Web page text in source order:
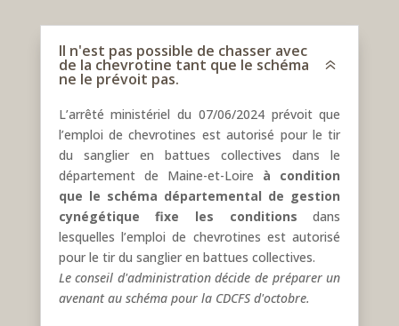
Il n'est pas possible de chasser avec
de la chevrotine tant que le schéma
ne le prévoit pas.
6
L’arrêté ministériel du 07/06/2024 prévoit que
l’emploi de chevrotines est autorisé pour le tir
du sanglier en battues collectives dans le
département de Maine-et-Loire à condition
que le schéma départemental de gestion
cynégétique fixe les conditions dans
lesquelles l’emploi de chevrotines est autorisé
pour le tir du sanglier en battues collectives.
Le conseil d'administration décide de préparer un
avenant au schéma pour la CDCFS d'octobre.